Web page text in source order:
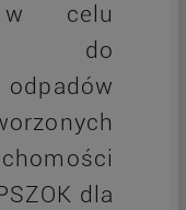
w celu
do
dla